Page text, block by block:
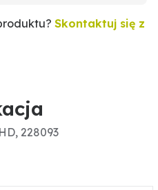
Skontaktuj się z
228093